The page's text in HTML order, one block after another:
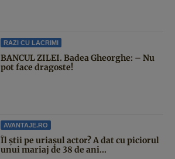
RAZI CU LACRIMI
BANCUL ZILEI. Badea Gheorghe: – Nu
pot face dragoste!
AVANTAJE.RO
Îl știi pe uriașul actor? A dat cu piciorul
unui mariaj de 38 de ani...